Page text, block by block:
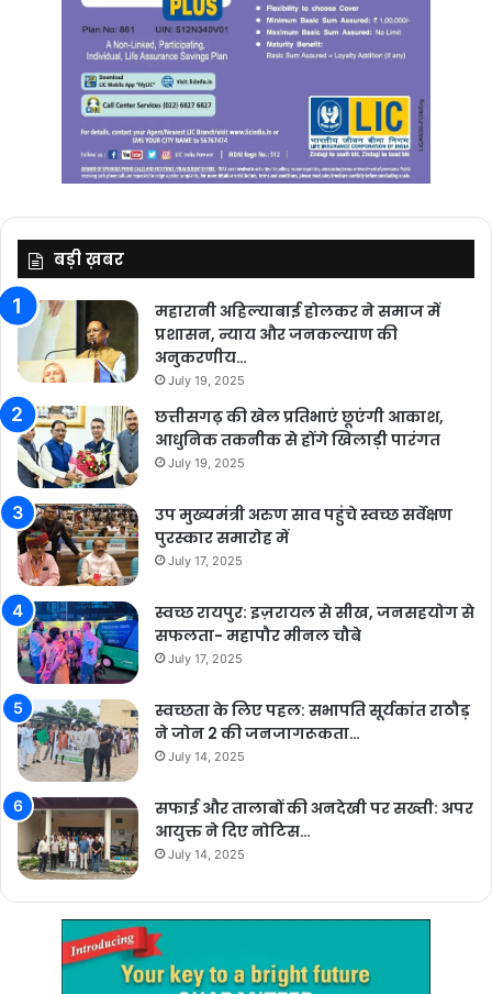
बड़ी ख़बर
महारानी अहिल्याबाई होलकर ने समाज में
प्रशासन, न्याय और जनकल्याण की
अनुकरणीय…
July 19, 2025
छत्तीसगढ़ की खेल प्रतिभाएं छूएंगी आकाश,
आधुनिक तकनीक से होंगे खिलाड़ी पारंगत
July 19, 2025
उप मुख्यमंत्री अरुण साव पहुंचे स्वच्छ सर्वेक्षण
पुरस्कार समारोह में
July 17, 2025
स्वच्छ रायपुर: इज़रायल से सीख, जनसहयोग से
सफलता- महापौर मीनल चौबे
July 17, 2025
स्वच्छता के लिए पहल: सभापति सूर्यकांत राठौड़
ने जोन 2 की जनजागरूकता…
July 14, 2025
सफाई और तालाबों की अनदेखी पर सख्ती: अपर
आयुक्त ने दिए नोटिस…
July 14, 2025